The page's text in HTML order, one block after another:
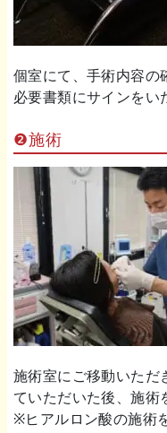
個室にて、手術内容の
必要書類にサインをい
❷施術
施術室にご移動いただ
ていただいた後、施術
※ヒアルロン酸の施術